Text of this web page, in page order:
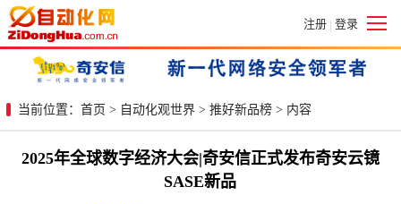
注册 | 登录
当前位置： 首页 > 自动化观世界 > 推好新品榜 > 内容
2025年全球数字经济大会|奇安信正式发布奇安云镜
SASE新品